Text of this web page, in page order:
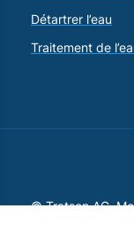
Détartrer l’eau
Traitement de
© Tratson AG.